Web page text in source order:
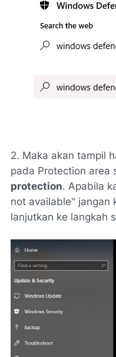
2. Maka akan tampil
pada Protection area
protection. Apabila
not available" jangan
lanjutkan ke langkah